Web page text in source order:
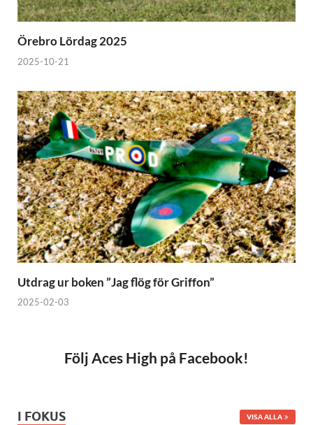
Örebro Lördag 2025
2025-10-21
Utdrag ur boken ”Jag flög för Griffon”
2025-02-03
Följ Aces High på Facebook!
I FOKUS VISA ALLA